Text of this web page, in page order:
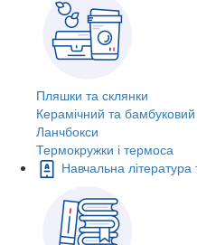
Пляшки та склянки
Керамічний та
Ланчбокси
Термокружки і термоса
Навчальна література